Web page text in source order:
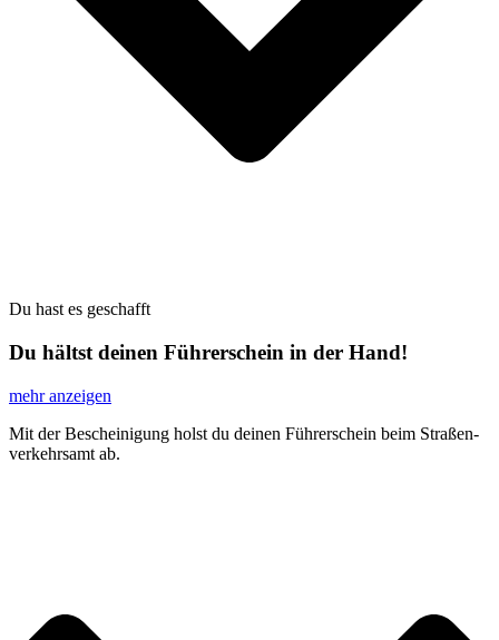
Du hast es geschafft
Du hältst deinen Führerschein in der Hand!
mehr anzeigen
Mit der Beschei­ni­gung holst du dei­nen Füh­rer­schein beim Stra­ßen­
ver­kehrs­amt ab.